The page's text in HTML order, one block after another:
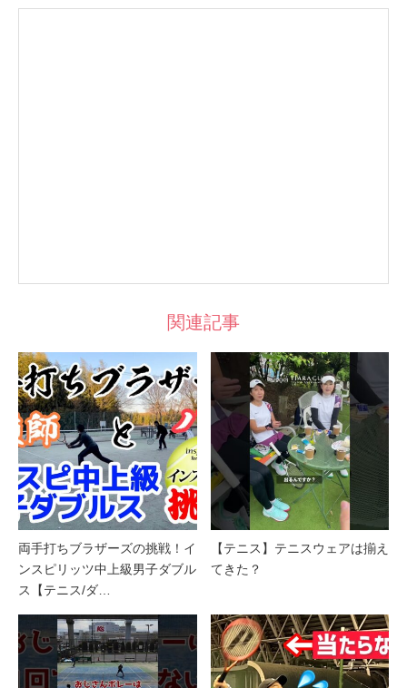
関連記事
両手打ちブラザーズの挑戦！イ
ンスピリッツ中上級男子ダブル
ス【テニス/ダ…
【テニス】テニスウェアは揃え
てきた？